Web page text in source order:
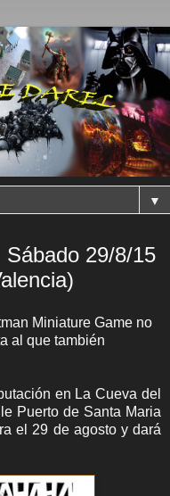
▼
Sábado 29/8/15
Miniature Game no
al que también
en La Cueva del
Puerto de Santa Maria
el 29 de agosto y dará